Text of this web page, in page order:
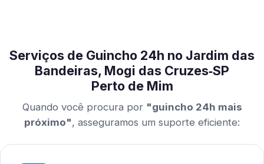
Serviços de Guincho 24h no Jardim das
Bandeiras, Mogi das Cruzes‑SP
Perto de Mim
Quando você procura por "guincho 24h mais
próximo", asseguramos um suporte eficiente: